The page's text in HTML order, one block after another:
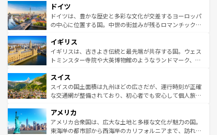
せる。地方によって風土や気候が異なるスペインはその個
性で訪れる人を魅了する。 なお、新着のスペイン情報は コ
ンテンツ一覧を参照してほしい。
で、幅広い魅力が詰まっている。華麗な宮殿、歴史的な大
聖堂、美しいビーチ、そして豊かな自然が、訪れる者を心
から魅了する。また、フランスは美食の国としても知ら
いる。シャンパンの発祥地であるランス、プロヴァンスの
香り高いラベンダー畑など、多彩な楽しみ方が可能だ。さ
らに、パリ以外の地域にも魅力が溢れており、どの街角に
れる地方に足を運ぶとそれぞれで全く異なる文化を体験で
きるだろう。 なお、新着のフランス情報はコンテンツ一覧
を参照してほしい。
ドイツ
ドイツは、豊かな歴史と多彩な文化が交差するヨーロッパ
の中心に位置する国。中世の街並みが残るロマンチック街
顔を持つこの国は、どこを歩いても飽きることがない。ベ
ルリンの文化的活気、バイエルン州のアルプスの絶景、そ
してライン川沿いのワイン畑といった風景は必見。ビール
は、お酒好きな人にはぜひ体験してほしい。 なお、新着の
ドイツ情報はコンテンツ一覧を参照してほしい。
イギリス
イギリスは、古きよき伝統と最先端が共存する国。ウェス
トミンスター寺院や大英博物館のようなランドマーク、歴
リアごとに異なる魅力がある。また、優雅なアフタヌーン
ティー、ビール好きにはたまらない英国パブ、サッカー観
戦など、本場だからこそできる体験も豊富。イギリスを旅
ンツ一覧を参照してほしい。
スイス
スイスの国土面積は九州ほどの広さだが、運行時刻が正確
な交通網が整備されており、初心者でも安心して個人旅行
の建物がそのまま残る町や、スイスならではのユニークな
博物館もあり、アルプス観光だけでなく町歩きも満喫する
ことができる。国民の所得が高いため物価も高いが、旅行
アメリカ
アメリカ合衆国は、広大な土地と多様な文化が魅力の国。
東海岸の都市部から西海岸のカリフォルニアまで、訪れる